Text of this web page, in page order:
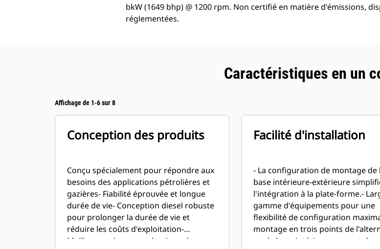
bkW (1649 bhp) @ 1200 rpm. Non certifié en matière d'émissions,
réglementées.
Caractéristiques en un
Affichage de 1-6 sur 8
Conception des produits
Conçu spécialement pour répondre aux
besoins des applications pétrolières et
gazières- Fiabilité éprouvée et longue
durée de vie- Conception diesel robuste
pour prolonger la durée de vie et
réduire les coûts d'exploitation-
Meilleure puissance volumique du
Facilité d'installation
- La configuration de montage de
base intérieure-extérieure
l'intégration à la plate-forme.-
gamme d'équipements pour une
flexibilité de configuration
montage en trois points de
sur la base intérieure permet de